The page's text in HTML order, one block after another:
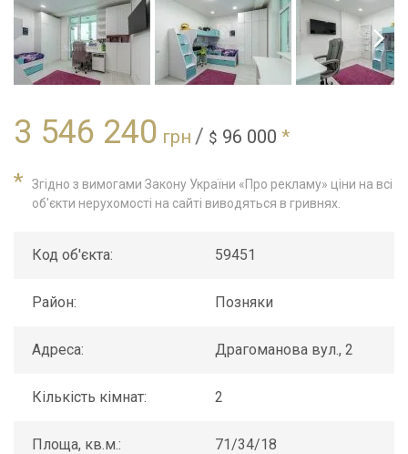
3 546 240 грн / $ 96 000 *
*
Згідно з вимогами Закону України «Про рекламу» ціни на всі
об'єкти нерухомості на сайті виводяться в гривнях.
Код об'єкта: 59451
Район: Позняки
Адреса: Драгоманова вул., 2
Кількість кімнат: 2
Площа, кв.м.: 71/34/18